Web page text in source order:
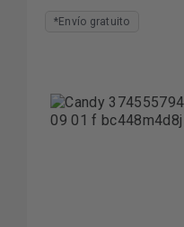
*Envío gratuito